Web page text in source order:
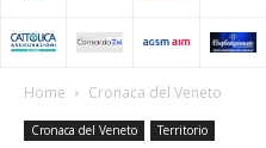
Home Cronaca del Veneto
Cronaca del Veneto Territorio